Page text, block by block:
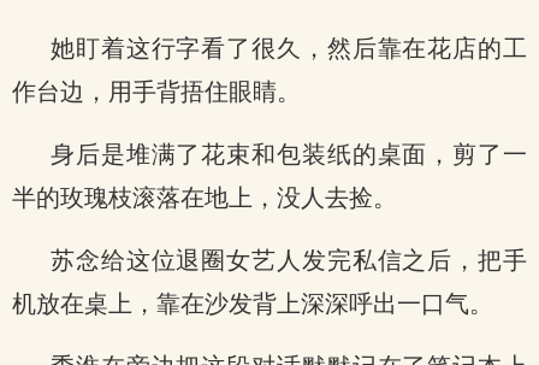
她盯着这行字看了很久，然后靠在花店的工
作台边，用手背捂住眼睛。
身后是堆满了花束和包装纸的桌面，剪了一
半的玫瑰枝滚落在地上，没人去捡。
苏念给这位退圈女艺人发完私信之后，把手
机放在桌上，靠在沙发背上深深呼出一口气。